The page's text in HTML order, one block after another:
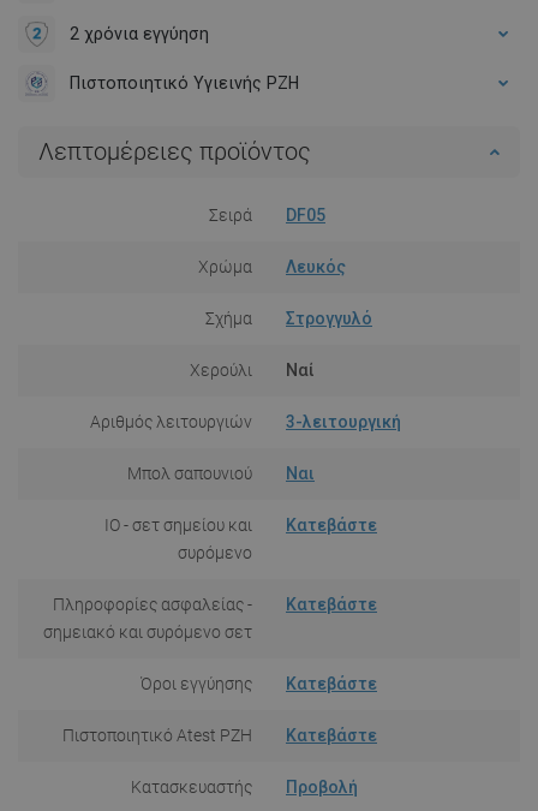
2 χρόνια εγγύηση
Πιστοποιητικό Υγιεινής PZH
Λεπτομέρειες προϊόντος
Σειρά DF05
Χρώμα Λευκός
Σχήμα Στρογγυλό
Χερούλι Ναί
Αριθμός λειτουργιών 3-λειτουργική
Μπολ σαπουνιού Ναι
IO - σετ σημείου και
συρόμενο
Κατεβάστε
Πληροφορίες ασφαλείας -
σημειακό και συρόμενο σετ
Κατεβάστε
Όροι εγγύησης Κατεβάστε
Πιστοποιητικό Atest PZH Κατεβάστε
Κατασκευαστής Προβολή